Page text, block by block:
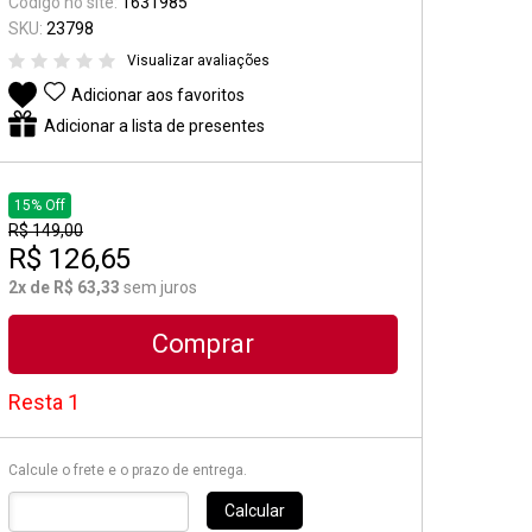
Pedal & Pedaleira
Captadores
Diversos
SKU: 23798
Visualizar avaliações
Adicionar aos favoritos
Adicionar a lista de presentes
15% Off
R$ 149,00
R$ 126,65
2x de R$ 63,33 sem juros
Comprar
Resta 1
Calcule o frete e o prazo de entrega.
Calcular